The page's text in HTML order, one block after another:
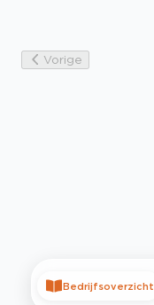
Vorige
Bedrijfsoverzicht